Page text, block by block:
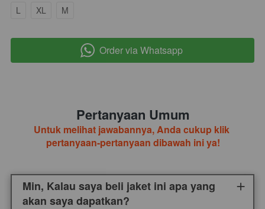
L
XL M
` Order via Whatsapp
Pertanyaan Umum
Untuk melihat jawabannya, Anda cukup klik
pertanyaan-pertanyaan dibawah ini ya!
Min, Kalau saya beli jaket ini apa yang
akan saya dapatkan?